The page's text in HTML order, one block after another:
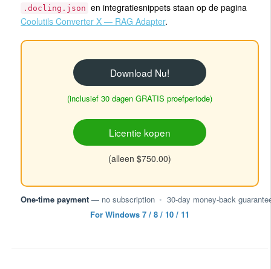
.docling.json en integratiesnippets staan op de pagina
Coolutils Converter X — RAG Adapter.
Download Nu!
(inclusief 30 dagen GRATIS proefperiode)
Licentie kopen
(alleen $750.00)
One-time payment — no subscription • 30-day money-back
For Windows 7 / 8 / 10 / 11